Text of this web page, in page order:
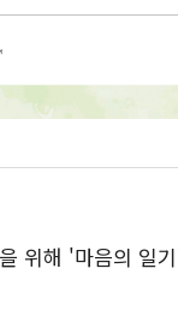
위해 '마음의 일